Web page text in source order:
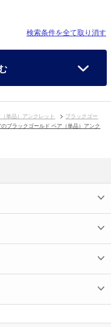
検索条件を全て取り消す
単品）アンクレット
ブラックゴー
ブラックゴールド ペア（単品）アンク